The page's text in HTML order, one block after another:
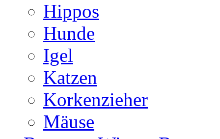
Hippos
Hunde
Igel
Katzen
Korkenzieher
Mäuse